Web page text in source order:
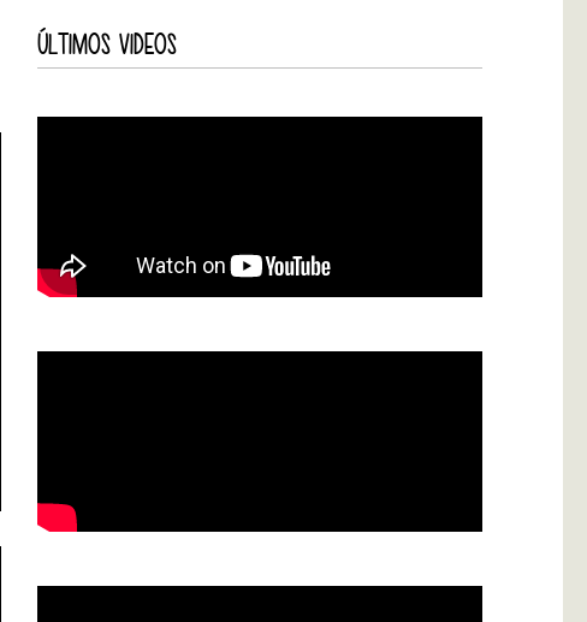
ÚLTIMOS VIDEOS